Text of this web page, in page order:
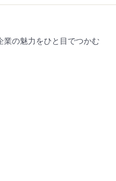
業の魅力をひと目でつかむ